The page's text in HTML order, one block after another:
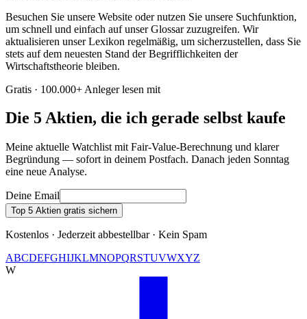
Besuchen Sie unsere Website oder nutzen Sie unsere Suchfunktion,
um schnell und einfach auf unser Glossar zuzugreifen. Wir
aktualisieren unser Lexikon regelmäßig, um sicherzustellen, dass Sie
stets auf dem neuesten Stand der Begrifflichkeiten der
Wirtschaftstheorie bleiben.
Gratis · 100.000+ Anleger lesen mit
Die 5 Aktien, die ich gerade selbst kaufe
Meine aktuelle Watchlist mit Fair-Value-Berechnung und klarer
Begründung — sofort in deinem Postfach. Danach jeden Sonntag
eine neue Analyse.
Deine Email
Top 5 Aktien gratis sichern
Kostenlos · Jederzeit abbestellbar · Kein Spam
ABCDEFGHIJKLMNOPQRSTUVWXYZ
W